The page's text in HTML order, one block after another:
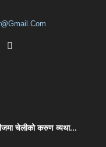
चेलीको करुण व्यथा...